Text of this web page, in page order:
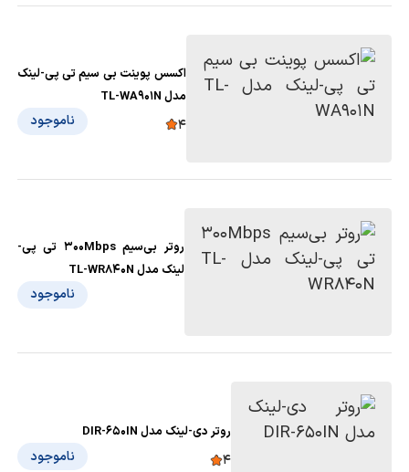
اکسس پوینت بی سیم تی پی-لینک
مدل TL-WA901N
4 ناموجود
روتر بی‌سیم 300Mbps تی پی-
لینک مدل TL-WR840N
ناموجود
روتر دی-لینک مدل DIR-650IN
4 ناموجود